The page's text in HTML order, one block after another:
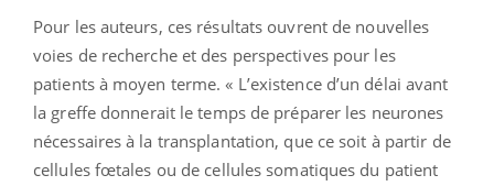
Pour les auteurs, ces résultats ouvrent de nouvelles
voies de recherche et des perspectives pour les
patients à moyen terme. « L’existence d’un délai avant
la greffe donnerait le temps de préparer les neurones
nécessaires à la transplantation, que ce soit à partir de
cellules fœtales ou de cellules somatiques du patient